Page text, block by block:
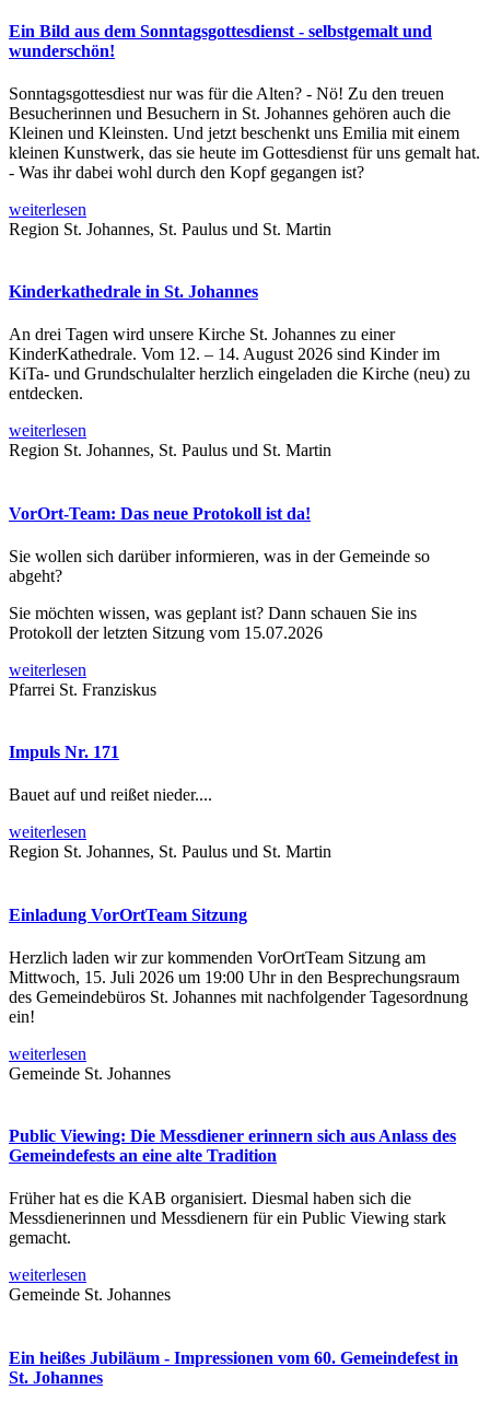
Ein Bild aus dem Sonntagsgottesdienst - selbstgemalt und
wunderschön!
Sonntagsgottesdiest nur was für die Alten? - Nö! Zu den treuen
Besucherinnen und Besuchern in St. Johannes gehören auch die
Kleinen und Kleinsten. Und jetzt beschenkt uns Emilia mit einem
kleinen Kunstwerk, das sie heute im Gottesdienst für uns gemalt hat.
- Was ihr dabei wohl durch den Kopf gegangen ist?
weiterlesen
Region St. Johannes, St. Paulus und St. Martin
Kinderkathedrale in St. Johannes
An drei Tagen wird unsere Kirche St. Johannes zu einer
KinderKathedrale. Vom 12. – 14. August 2026 sind Kinder im
KiTa- und Grundschulalter herzlich eingeladen die Kirche (neu) zu
entdecken.
weiterlesen
Region St. Johannes, St. Paulus und St. Martin
VorOrt-Team: Das neue Protokoll ist da!
Sie wollen sich darüber informieren, was in der Gemeinde so
abgeht?
Sie möchten wissen, was geplant ist? Dann schauen Sie ins
Protokoll der letzten Sitzung vom 15.07.2026
weiterlesen
Pfarrei St. Franziskus
Impuls Nr. 171
Bauet auf und reißet nieder....
weiterlesen
Region St. Johannes, St. Paulus und St. Martin
Einladung VorOrtTeam Sitzung
Herzlich laden wir zur kommenden VorOrtTeam Sitzung am
Mittwoch, 15. Juli 2026 um 19:00 Uhr in den Besprechungsraum
des Gemeindebüros St. Johannes mit nachfolgender Tagesordnung
ein!
weiterlesen
Gemeinde St. Johannes
Public Viewing: Die Messdiener erinnern sich aus Anlass des
Gemeindefests an eine alte Tradition
Früher hat es die KAB organisiert. Diesmal haben sich die
Messdienerinnen und Messdienern für ein Public Viewing stark
gemacht.
weiterlesen
Gemeinde St. Johannes
Ein heißes Jubiläum - Impressionen vom 60. Gemeindefest in
St. Johannes